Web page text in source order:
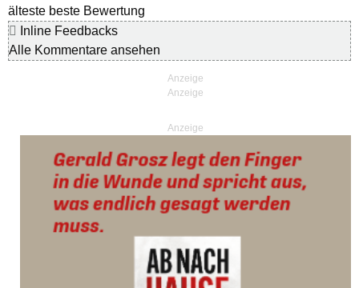
älteste beste Bewertung
Inline Feedbacks
Alle Kommentare ansehen
Anzeige